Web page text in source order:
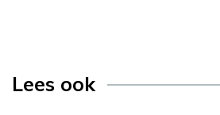
Lees ook